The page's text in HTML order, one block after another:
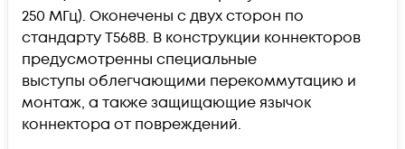
250 МГц). Оконечены с двух сторон по
стандарту T568B. В конструкции коннекторов
предусмотренны специальные
выступы облегчающими перекоммутацию и
монтаж, а также защищающие язычок
коннектора от повреждений.